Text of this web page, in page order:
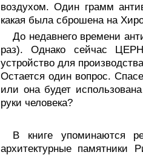
воздухом. Один грамм
какая была сброшена на
До недавнего времени
раз). Однако сейчас ЦЕРН
устройство для
Остается один вопрос.
или она будет
руки человека?
В книге упоминаются
архитектурные памятники